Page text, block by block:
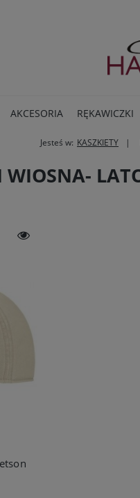
AKCESORIA RĘKAWICZKI
Jesteś w: KASZKIETY
WIOSNA-